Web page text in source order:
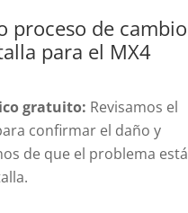
proceso de cambio
para el MX4
gratuito: Revisamos el
confirmar el daño y
de que el problema está